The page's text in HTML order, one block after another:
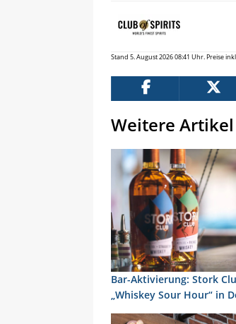
Stand 5. August 2026 08:41 Uhr. Preise
Weitere
Bar-Aktivierung: Stork
„Whiskey Sour Hour“ in